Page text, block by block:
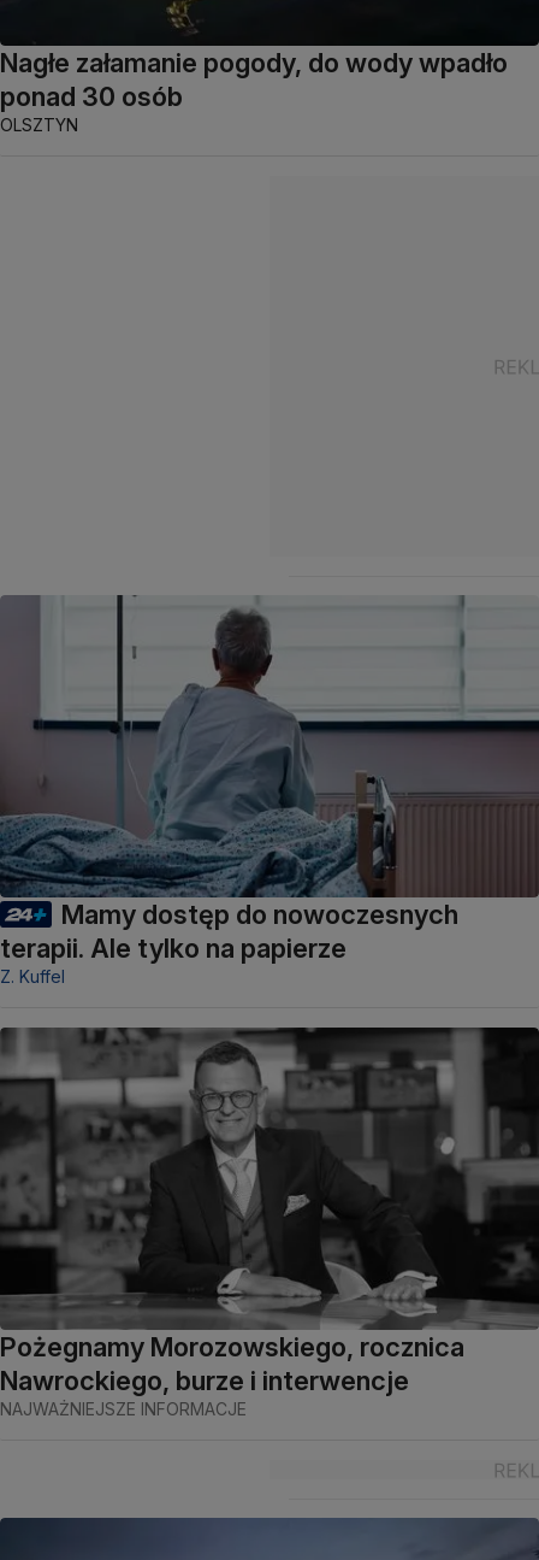
Nagłe załamanie pogody, do wody wpadło
ponad 30 osób
OLSZTYN
Mamy dostęp do nowoczesnych
terapii. Ale tylko na papierze
Z. Kuffel
Pożegnamy Morozowskiego, rocznica
Nawrockiego, burze i interwencje
NAJWAŻNIEJSZE INFORMACJE